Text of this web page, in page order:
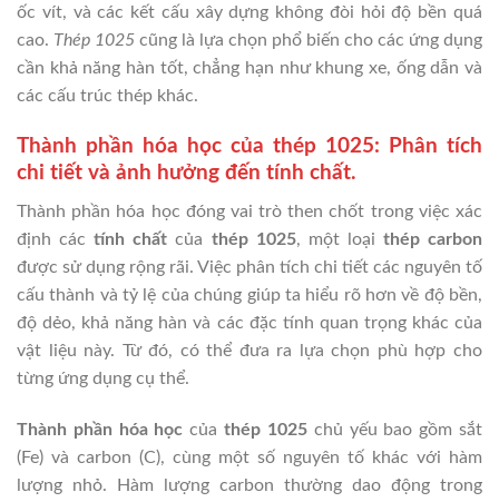
ốc vít, và các kết cấu xây dựng không đòi hỏi độ bền quá
cao. Thép 1025 cũng là lựa chọn phổ biến cho các ứng dụng
cần khả năng hàn tốt, chẳng hạn như khung xe, ống dẫn và
các cấu trúc thép khác.
Thành phần hóa học của thép 1025: Phân tích
chi tiết và ảnh hưởng đến tính chất.
Thành phần hóa học đóng vai trò then chốt trong việc xác
định cáctính chất của thép 1025, một loại thép carbon
được sử dụng rộng rãi. Việc phân tích chi tiết các nguyên tố
cấu thành và tỷ lệ của chúng giúp ta hiểu rõ hơn về độ bền,
độ dẻo, khả năng hàn và các đặc tính quan trọng khác của
vật liệu này. Từ đó, có thể đưa ra lựa chọn phù hợp cho
từng ứng dụng cụ thể.
Thành phần hóa học củathép 1025chủ yếu bao gồm sắt
(Fe) và carbon (C), cùng một số nguyên tố khác với hàm
lượng nhỏ. Hàm lượng carbon thường dao động trong